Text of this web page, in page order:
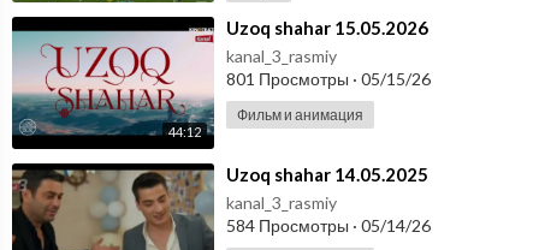
44:12
⁣Uzoq shahar 15.05.2026
kanal_3_rasmiy
801 Просмотры · 05/15/26
Фильм и анимация
⁣Uzoq shahar 14.05.2025
kanal_3_rasmiy
584 Просмотры · 05/14/26